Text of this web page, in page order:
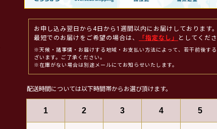
お申し込み翌日から4日から1週間以内にお届けしております。
最短でのお届けをご希望の場合は、
「指定なし」 としてくださ
※天候・諸事情・お届けする地域・お支払い方法によって、若干前後す
ざいます。ご了承ください。
※在庫がない場合は別途メールにてお知らせいたします。
配送時間については以下時間帯からお選び頂けます。
1 2 3 4 5